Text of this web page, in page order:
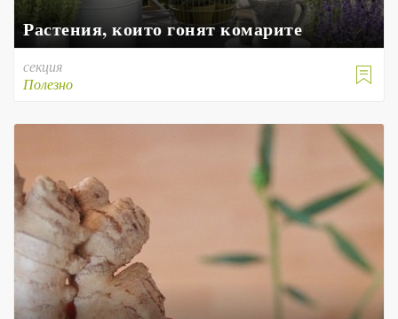
Растения, които гонят комарите

секция
Полезно